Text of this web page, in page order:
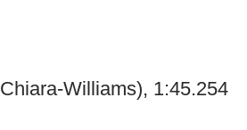
Williams), 1:45.254